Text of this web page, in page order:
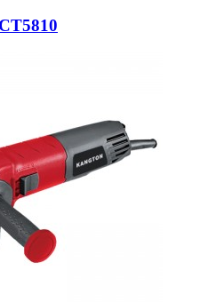
כלים אלחוטיים CT5810